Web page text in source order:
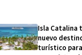
Isla Catalina
nuevo
turístico para